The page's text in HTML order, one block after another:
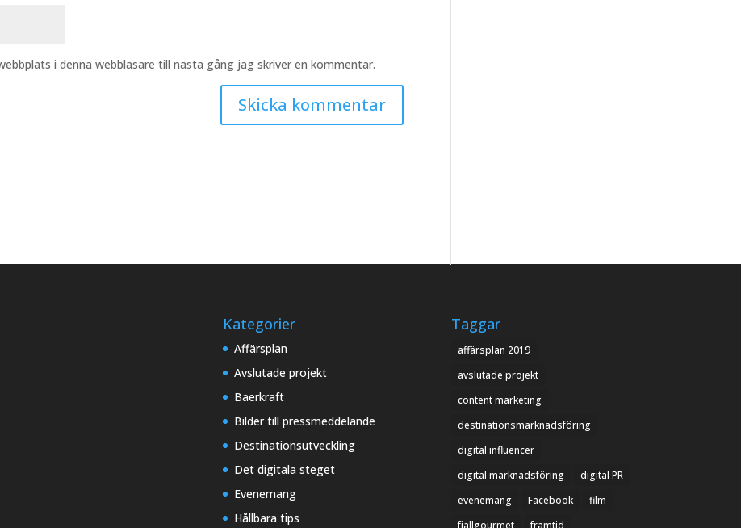
i denna webbläsare till nästa gång jag skriver en kommentar.
Kategorier
Affärsplan
Avslutade projekt
Baerkraft
Bilder till pressmeddelande
Destinationsutveckling
Det digitala steget
Evenemang
Hållbara tips
Taggar
affärsplan 2019
avslutade projekt
content marketing
destinationsmarknadsföring
digital influencer
digital marknadsföring
digital PR
evenemang
Facebook
film
fjällgourmet
framtid